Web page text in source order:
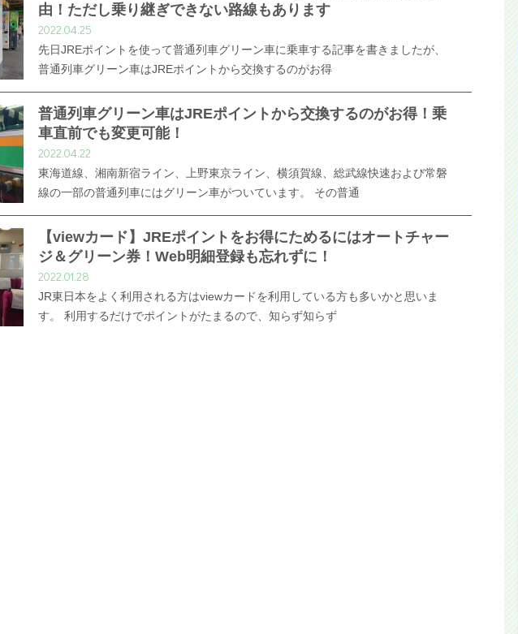
由！ただし乗り継ぎできない路線もあります
2022.04.25
先日JREポイントを使って普通列車グリーン車に乗車する記事を書きましたが、
普通列車グリーン車はJREポイントから交換するのがお得
普通列車グリーン車はJREポイントから交換するのがお得！乗
車直前でも変更可能！
2022.04.22
東海道線、湘南新宿ライン、上野東京ライン、横須賀線、総武線快速および常磐
線の一部の普通列車にはグリーン車がついています。 その普通
【viewカード】JREポイントをお得にためるにはオートチャー
ジ＆グリーン券！Web明細登録も忘れずに！
2022.01.28
JR東日本をよく利用される方はviewカードを利用している方も多いかと思いま
す。 利用するだけでポイントがたまるので、知らず知らず